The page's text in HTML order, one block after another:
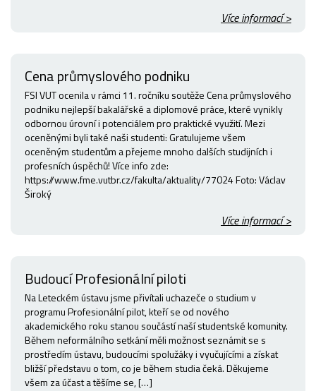
Více informací >
Cena průmyslového podniku
FSI VUT ocenila v rámci 11. ročníku soutěže Cena průmyslového
podniku nejlepší bakalářské a diplomové práce, které vynikly
odbornou úrovní i potenciálem pro praktické využití. Mezi
oceněnými byli také naši studenti: Gratulujeme všem
oceněným studentům a přejeme mnoho dalších studijních i
profesních úspěchů! Více info zde:
https://www.fme.vutbr.cz/fakulta/aktuality/77024 Foto: Václav
Široký
Více informací >
Budoucí Profesionální piloti
Na Leteckém ústavu jsme přivítali uchazeče o studium v
programu Profesionální pilot, kteří se od nového
akademického roku stanou součástí naší studentské komunity.
Během neformálního setkání měli možnost seznámit se s
prostředím ústavu, budoucími spolužáky i vyučujícími a získat
bližší představu o tom, co je během studia čeká. Děkujeme
všem za účast a těšíme se, […]